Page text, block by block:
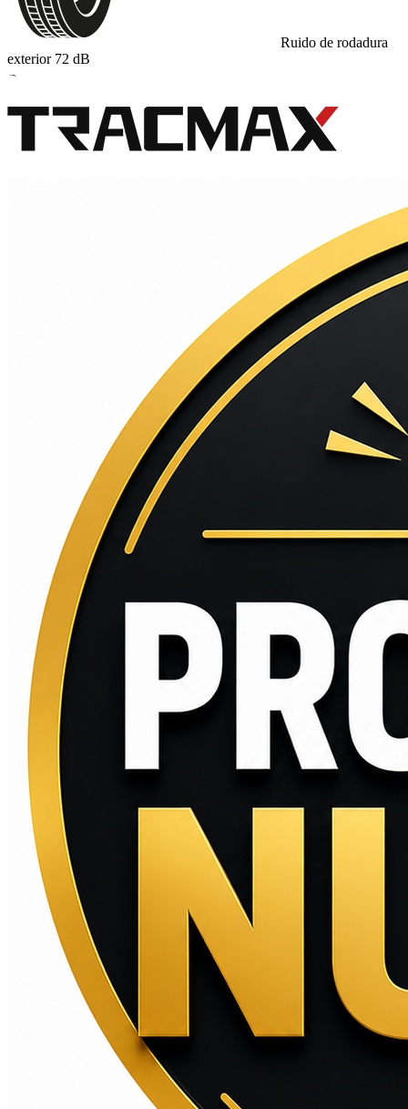
Ruido de rodadura
exterior 72 dB
B